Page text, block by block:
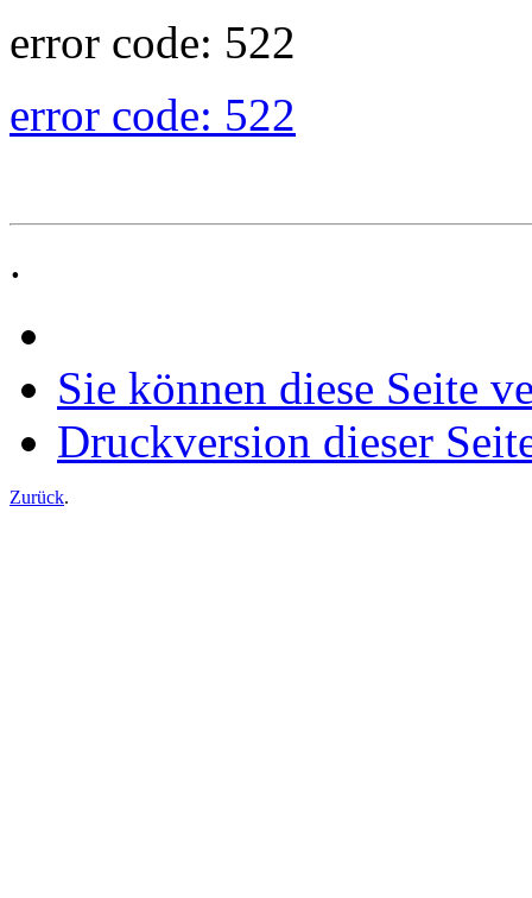
error code: 522
error code: 522
.
Sie können diese Seite
Druckversion dieser
Zurück.